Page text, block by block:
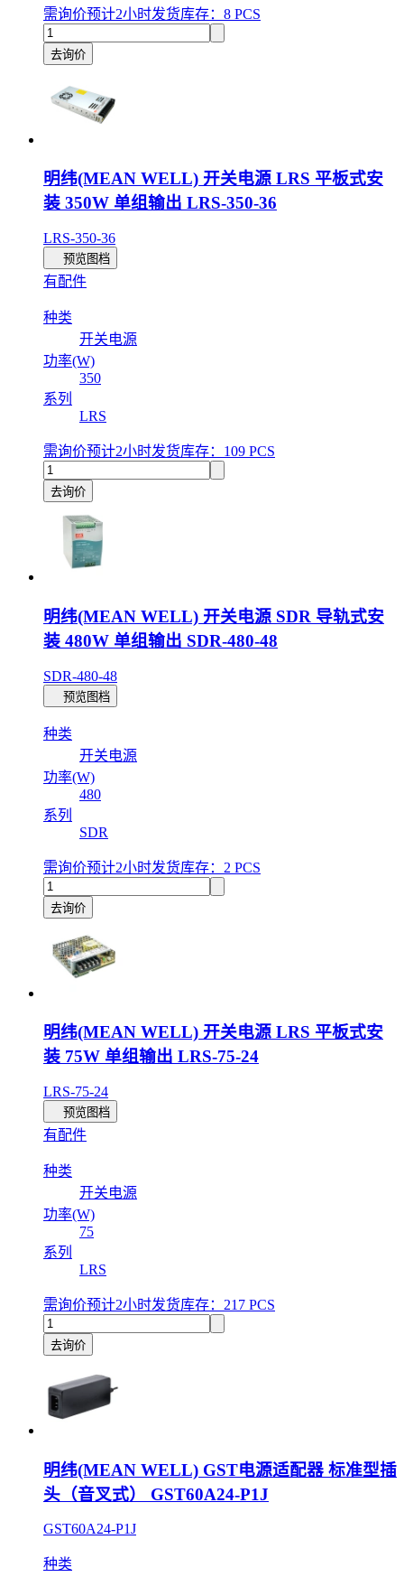
需询价预计2小时发货库存：8 PCS
去询价
明纬(MEAN WELL) 开关电源 LRS 平板式安
装 350W 单组输出 LRS-350-36
LRS-350-36
预览图档
有配件
种类
开关电源
功率(W)
350
系列
LRS
需询价预计2小时发货库存：109 PCS
去询价
明纬(MEAN WELL) 开关电源 SDR 导轨式安
装 480W 单组输出 SDR-480-48
SDR-480-48
预览图档
种类
开关电源
功率(W)
480
系列
SDR
需询价预计2小时发货库存：2 PCS
去询价
明纬(MEAN WELL) 开关电源 LRS 平板式安
装 75W 单组输出 LRS-75-24
LRS-75-24
预览图档
有配件
种类
开关电源
功率(W)
75
系列
LRS
需询价预计2小时发货库存：217 PCS
去询价
明纬(MEAN WELL) GST电源适配器 标准型插
头（音叉式） GST60A24-P1J
GST60A24-P1J
种类